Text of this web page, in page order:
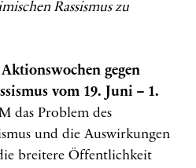
Rassismus zu
Aktionswochen gegen
vom 19. Juni – 1.
das Problem des
und die Auswirkungen
breitere Öffentlichkeit